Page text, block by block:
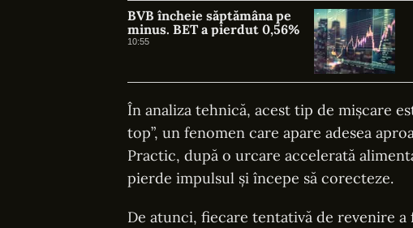
BVB încheie săptămâna pe
minus. BET a pierdut 0,56%
10:55
În analiza tehnică, acest tip de mișcare
top”, un fenomen care apare adesea
Practic, după o urcare accelerată
pierde impulsul și începe să corecteze.
De atunci, fiecare tentativă de revenire